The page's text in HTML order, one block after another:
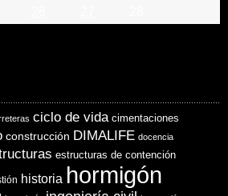
ciclo de vida cimentaciones
construcción DIMALIFE docencia
estructuras de contención
historia hormigón